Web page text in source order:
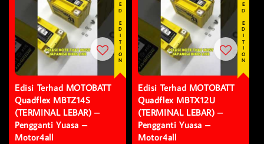
Edisi Terhad MOTOBATT
Quadflex MBTZ14S
(TERMINAL LEBAR) –
Pengganti Yuasa –
Motor4all
Edisi Terhad MOTOBATT
Quadflex MBTX12U
(TERMINAL LEBAR) –
Pengganti Yuasa –
Motor4all